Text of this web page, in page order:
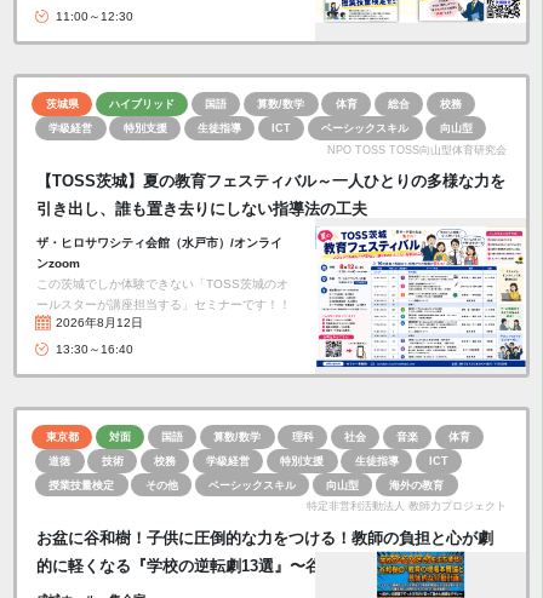
11:00～12:30
茨城県 ハイブリッド 国語 算数/数学 体育 総合
校務
学級経営
特別支援 生徒指導 ICT ベーシックスキル
向山型
NPO TOSS TOSS向山型体育研究会
【TOSS茨城】夏の教育フェスティバル～一人ひとりの多様な力を
引き出し、誰も置き去りにしない指導法の工夫
ザ・ヒロサワシティ会館（水戸市）/オンライ
ンzoom
この茨城でしか体験できない「TOSS茨城のオ
ールスターが講座担当する」セミナーです！！
2026年8月12日
13:30～16:40
東京都 対面 国語 算数/数学 理科 社会 音楽
体育
道徳
技術 校務 学級経営 特別支援 生徒指導
ICT
授業技量検定
その他 ベーシックスキル 向山型
海外の教育
特定非営利活動法人 教師力プロジェクト
お盆に谷和樹！子供に圧倒的な力をつける！教師の負担と心が劇
的に軽くなる『学校の逆転劇13選』〜谷和樹の「教育の本…